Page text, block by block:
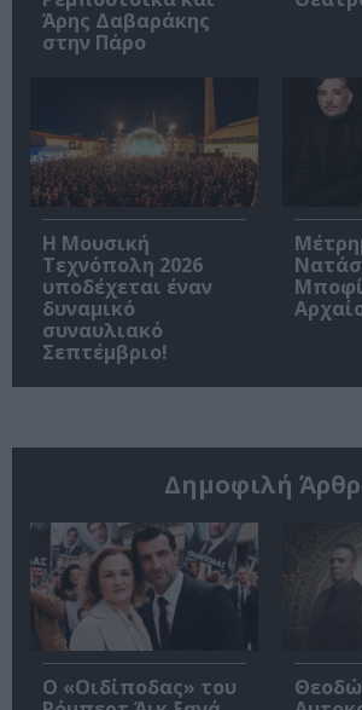
Άρης Δαβαράκης
στην Πάρο
Η Μουσική
Τεχνόπολη 2026
υποδέχεται έναν
δυναμικό
συναυλιακό
Σεπτέμβριο!
Δημοφιλή
O «Οιδίποδας» του